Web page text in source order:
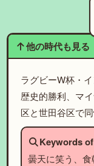
他の時代も見る
ラグビーW杯・
歴史的勝利、マ
区と世田谷区で
Keywords
曇天に笑う、